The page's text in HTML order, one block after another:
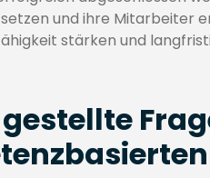
und ihre Mitarbeiter
stärken und